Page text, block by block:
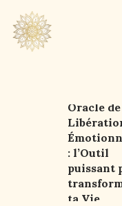
ACCUEIL
À PROPOS
MA
Oracle de
: l’Outil
puissant
ta Vie